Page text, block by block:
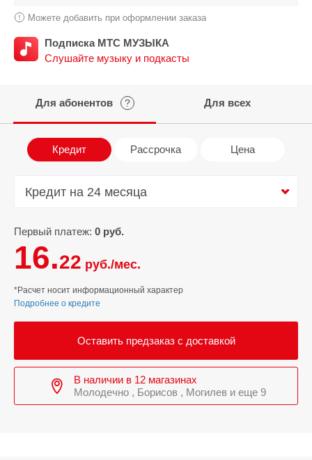
Можете добавить при оформлении заказа
Подписка МТС МУЗЫКА
Слушайте музыку и подкасты
Для абонентов ? Для всех
Кредит Рассрочка Цена
Кредит на 24 месяца
Первый платеж: 0 руб.
16.22 руб./мес.
*Расчет носит информационный характер
Подробнее о кредите
Оставить предзаказ с доставкой
В наличии в 12 магазинах
Молодечно , Борисов , Могилев и еще 9
Кредит на 24 месяца